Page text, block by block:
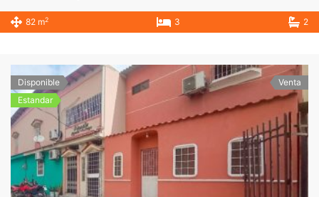
82 m2 3 2
Disponible
Estandar
Venta